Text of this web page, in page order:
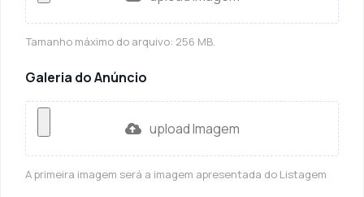
Tamanho máximo do arquivo: 256 MB.
Galeria do Anúncio
upload Imagem
A primeira imagem será a imagem apresentada do Listagem